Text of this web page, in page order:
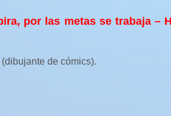
por las metas se trabaja –
(dibujante de cómics).